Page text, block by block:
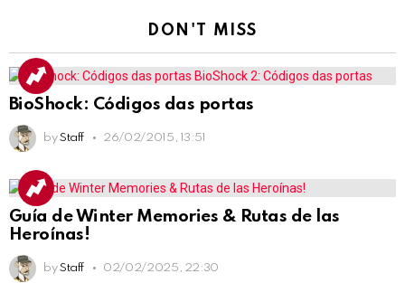
DON'T MISS
BioShock: Códigos das portas
by Staff 26/02/2015, 13:51
Guía de Winter Memories & Rutas de las
Heroínas!
by Staff 02/02/2025, 22:30